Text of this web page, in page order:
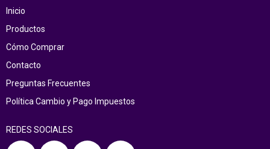
Inicio
Productos
Cómo Comprar
Contacto
Preguntas Frecuentes
Política Cambio y Pago Impuestos
REDES SOCIALES